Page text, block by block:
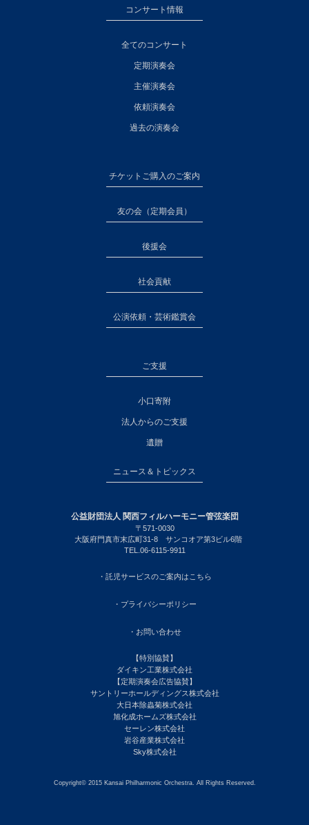
コンサート情報
全てのコンサート
定期演奏会
主催演奏会
依頼演奏会
過去の演奏会
チケットご購入のご案内
友の会（定期会員）
後援会
社会貢献
公演依頼・芸術鑑賞会
ご支援
小口寄附
法人からのご支援
遺贈
ニュース＆トピックス
公益財団法人 関西フィルハーモニー管弦楽団
〒571-0030
大阪府門真市末広町31-8 サンコオア第3ビル6階
TEL.06-6115-9911
・託児サービスのご案内はこちら
・プライバシーポリシー
・お問い合わせ
【特別協賛】
ダイキン工業株式会社
【定期演奏会広告協賛】
サントリーホールディングス株式会社
大日本除蟲菊株式会社
旭化成ホームズ株式会社
セーレン株式会社
岩谷産業株式会社
Sky株式会社
Copyright© 2015 Kansai Philharmonic Orchestra. All Rights Reserved.